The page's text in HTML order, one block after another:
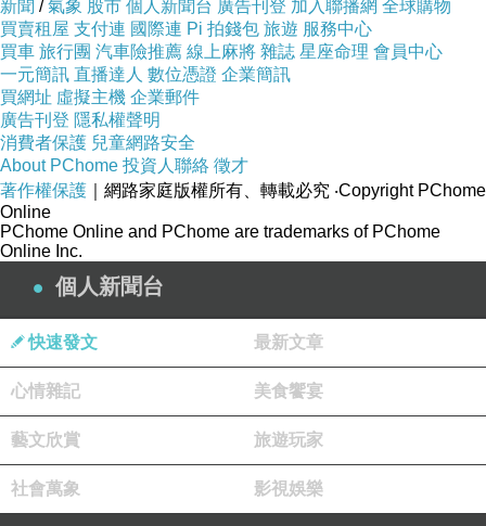
新聞 /氣象 股市 個人新聞台 廣告刊登 加入聯播網 全球購物
買賣租屋 支付連 國際連 Pi 拍錢包 旅遊 服務中心
買車 旅行團 汽車險推薦 線上麻將 雜誌 星座命理 會員中心
一元簡訊 直播達人 數位憑證 企業簡訊
買網址 虛擬主機 企業郵件
廣告刊登 隱私權聲明
消費者保護 兒童網路安全
About PChome 投資人聯絡 徵才
著作權保護 ｜網路家庭版權所有、轉載必究 ‧Copyright PChome
Online
PChome Online and PChome are trademarks of PChome
Online Inc.
個人新聞台
快速發文 最新文章
心情雜記 美食饗宴
藝文欣賞 旅遊玩家
社會萬象 影視娛樂